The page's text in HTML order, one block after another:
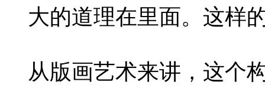
大的道理在里面。这样
从版画艺术来讲，这个